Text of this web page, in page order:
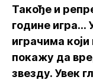
Такође и
године игра...
играчима
покажу да
звезду. Увек